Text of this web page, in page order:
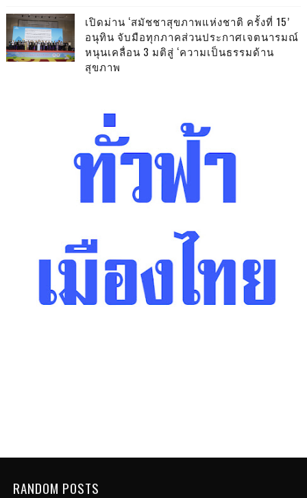
เปิดม่าน ‘สมัชชาสุขภาพแห่งชาติ ครั้งที่ 15’
อนุทิน จับมือทุกภาคส่วนประกาศเจตนารมณ์
หนุนเคลื่อน 3 มติสู่ ‘ความเป็นธรรมด้าน
สุขภาพ
RANDOM POSTS